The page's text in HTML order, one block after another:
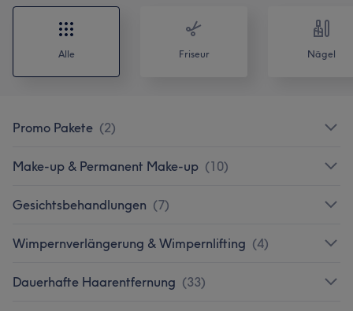
Alle Friseur Nägel
Promo Pakete (2)
Make-up & Permanent Make-up (10)
Gesichtsbehandlungen (7)
Wimpernverlängerung & Wimpernlifting (4)
Dauerhafte Haarentfernung (33)